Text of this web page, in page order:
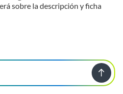
sobre la descripción y ficha